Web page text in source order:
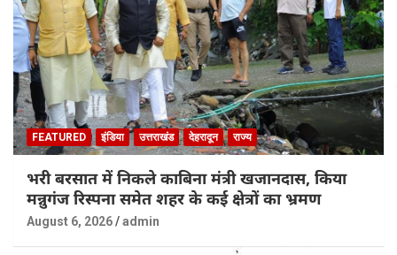
FEATURED इंडिया उत्तराखंड देहरादून राज्य
भरी बरसात में निकले काबिना मंत्री खजानदास, किया
मन्नुगंज रिस्पना समेत शहर के कई क्षेत्रों का भ्रमण
August 6, 2026 admin